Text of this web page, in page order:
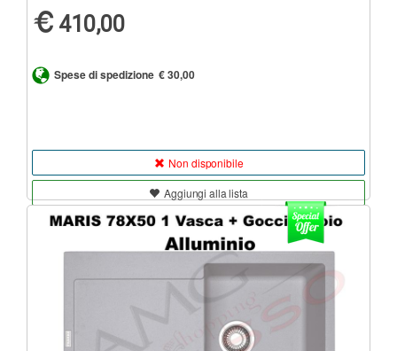
410,00
Spese di spedizione € 30,00
Non disponibile
Aggiungi alla lista